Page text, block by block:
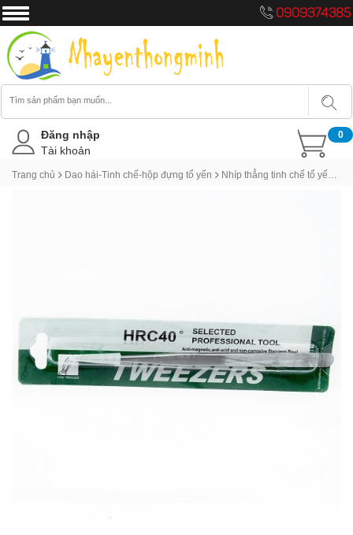
0909374385
0
Đăng nhập
Tài khoản
Trang chủ Dao hái-Tinh chế-hộp đựng tổ yến Nhíp thẳng tinh chế tổ yến khuyến mãi